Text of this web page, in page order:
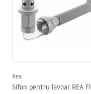
Rea
Sifon pentru lavoar REA